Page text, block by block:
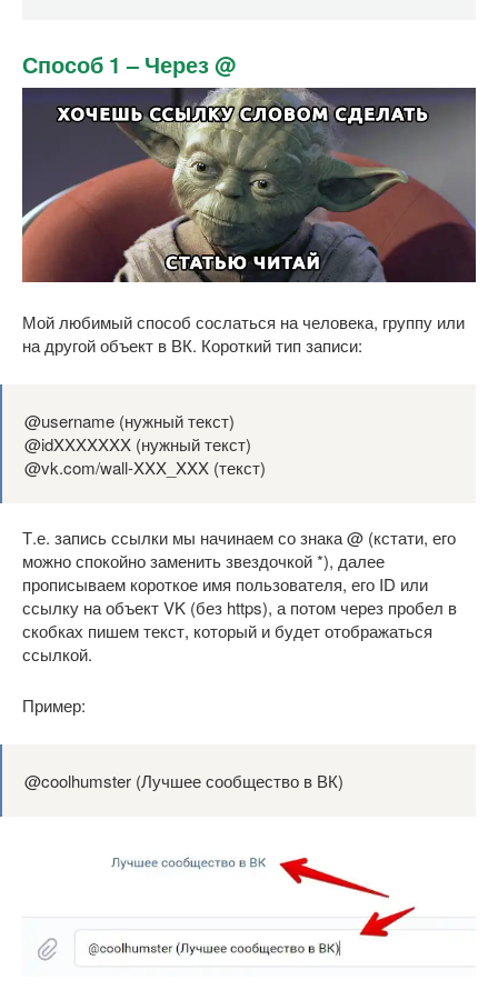
Способ 1 – Через @
Мой любимый способ сослаться на человека, группу или
на другой объект в ВК. Короткий тип записи:
@username (нужный текст)
@idXXXXXXX (нужный текст)
@vk.com/wall-XXX_XXX (текст)
Т.е. запись ссылки мы начинаем со знака @ (кстати, его
можно спокойно заменить звездочкой *), далее
прописываем короткое имя пользователя, его ID или
ссылку на объект VK (без https), а потом через пробел в
скобках пишем текст, который и будет отображаться
ссылкой.
Пример:
@coolhumster (Лучшее сообщество в ВК)